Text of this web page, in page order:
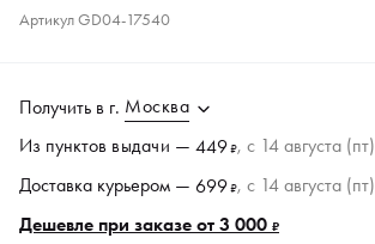
АртикулGD04-17540
Получить в г. Москва
Из пунктов выдачи — 449₽, c 14 августа (пт)
Доставка курьером — 699₽, c 14 августа (пт)
Дешевле при заказе от 3 000 ₽